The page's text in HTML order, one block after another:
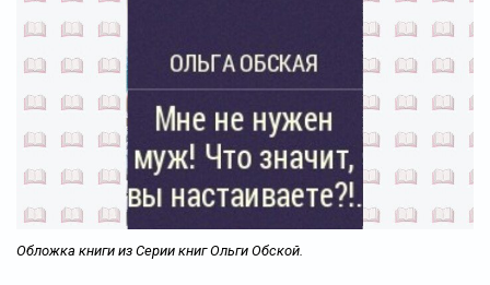
Обложка книги из Серии книг Ольги Обской.